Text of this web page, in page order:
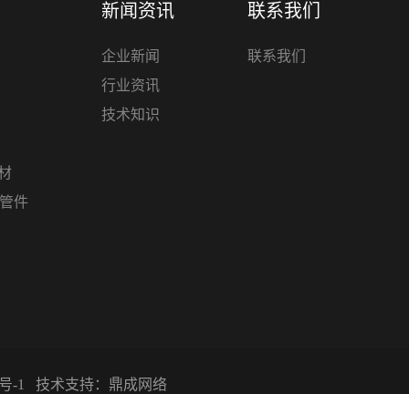
件
新闻资讯
企业新闻
行业资讯
技术知识
联系我们
联系我们
-1 技术支持： 鼎成网络